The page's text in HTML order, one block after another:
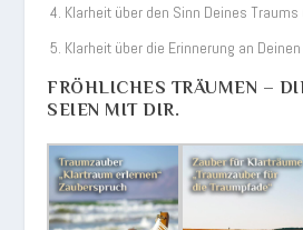
Klarheit über den Sinn Deines
Klarheit über die Erinnerung an
FRÖHLICHES TRÄUMEN –
SEIEN MIT DIR.